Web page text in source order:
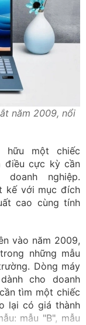
năm 2009, nổi
hữu một chiếc
điều cực kỳ cần
nghiệp.
kế với mục đích
cao cùng tính
vào năm 2009,
những mẫu
Dòng máy
cho doanh
tìm một chiếc
lại có giá thành
mẫu "B", mẫu